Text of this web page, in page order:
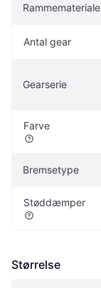
Rammemateriale
Antal gear
Gearserie
Farve
Bremsetype
Støddæmper
Størrelse